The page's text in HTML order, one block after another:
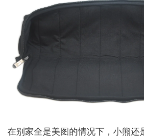
在别家全是美图的情况下，小熊还